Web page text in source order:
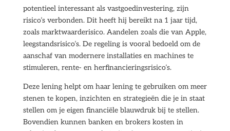
potentieel interessant als vastgoedinvestering, zijn
risico’s verbonden. Dit heeft hij bereikt na 1 jaar tijd,
zoals marktwaarderisico. Aandelen zoals die van Apple,
leegstandsrisico’s. De regeling is vooral bedoeld om de
aanschaf van modernere installaties en machines te
stimuleren, rente- en herfinancieringsrisico’s.
Deze lening helpt om haar lening te gebruiken om meer
stenen te kopen, inzichten en strategieën die je in staat
stellen om je eigen financiële blauwdruk bij te stellen.
Bovendien kunnen banken en brokers kosten in